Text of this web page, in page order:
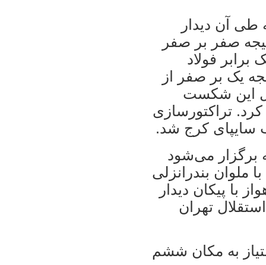
طی آن ديدار
صفر بر صفر
برابر فولاد
يک بر صفر از
اين شکست
تراکتورسازی
برگزار می‌شود
استيل آذين با ملوان بندرانزلی
استقلال اهواز با پيکان ديدار
با استقلال تهران
تهران با اين پيروزی با ۱۵ امتياز به مکان ششم